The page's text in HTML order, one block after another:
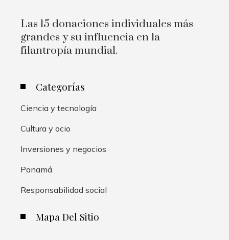
Las 15 donaciones individuales más
grandes y su influencia en la
filantropía mundial.
Categorías
Ciencia y tecnología
Cultura y ocio
Inversiones y negocios
Panamá
Responsabilidad social
Mapa Del Sitio